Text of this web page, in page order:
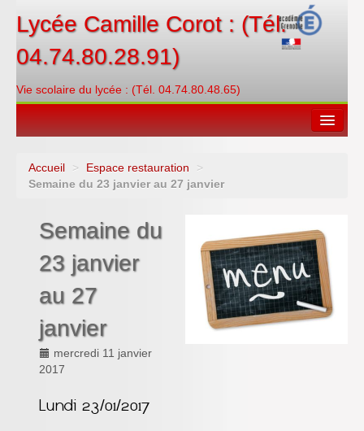
Lycée Camille Corot : (Tél.
04.74.80.28.91)
Vie scolaire du lycée : (Tél. 04.74.80.48.65)
Espace restauration
PRONOTE
ENT
Inforizon
Esidoc
Accueil > Espace restauration
>
Semaine du 23 janvier au 27 janvier
Semaine du
23 janvier
au 27
janvier
mercredi 11 janvier
2017